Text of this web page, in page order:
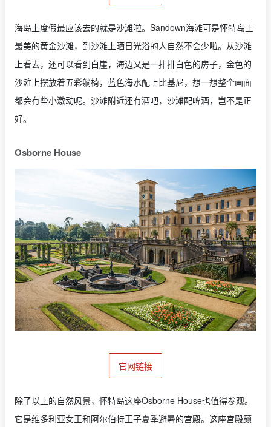
海岛上度假最应该去的就是沙滩啦。Sandown海滩可是怀特岛上
最美的黄金沙滩，到沙滩上晒日光浴的人自然不会少啦。从沙滩
上看去，还可以看到白崖，海边又是一排排白色的房子，金色的
沙滩上摆放着五彩躺椅，蓝色海水配上比基尼，想一想整个画面
都会有些小激动呢。沙滩附近还有酒吧，沙滩配啤酒，岂不是正
好。
Osborne House
官网链接
除了以上的自然风景，怀特岛这座Osborne House也值得参观。
它是维多利亚女王和阿尔伯特王子夏季避暑的宫殿。这座宫殿颇